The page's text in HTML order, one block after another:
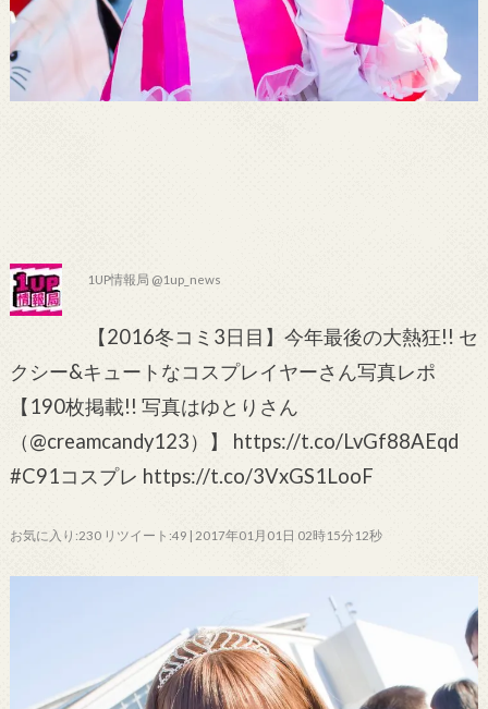
1UP情報局 @1up_news
【2016冬コミ3日目】今年最後の大熱狂!! セ
クシー&キュートなコスプレイヤーさん写真レポ
【190枚掲載!! 写真はゆとりさん
（@creamcandy123）】 https://t.co/LvGf88AEqd
#C91コスプレ https://t.co/3VxGS1LooF
お気に入り:230 リツイート:49 | 2017年01月01日 02時15分12秒